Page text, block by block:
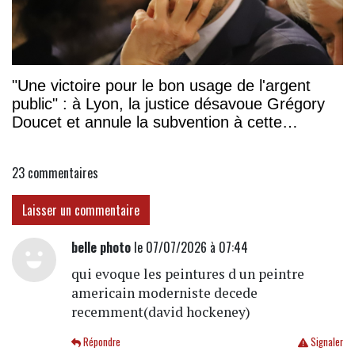
"Une victoire pour le bon usage de l'argent
public" : à Lyon, la justice désavoue Grégory
Doucet et annule la subvention à cette
23 commentaires
Laisser un commentaire
belle photole 07/07/2026 à 07:44
qui evoque les peintures d un peintre
americain moderniste decede
recemment(david hockeney)
Signaler
Répondre